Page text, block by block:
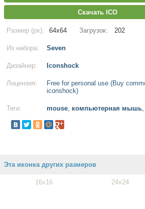
Скачать ICO
Размер (px): 64x64 Загрузок: 202
Из набора: Seven
Дизайнер: Iconshock
Лицензия:
Free for personal use (Buy
iconshock)
Теги: mouse, компьютерная мышь,
Эта иконка других размеров
16x16 24x24